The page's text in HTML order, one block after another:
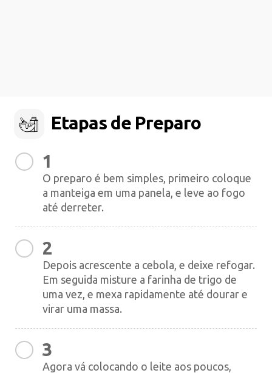
Etapas de Preparo
1
O preparo é bem simples, primeiro coloque
a manteiga em uma panela, e leve ao fogo
até derreter.
2
Depois acrescente a cebola, e deixe refogar.
Em seguida misture a farinha de trigo de
uma vez, e mexa rapidamente até dourar e
virar uma massa.
3
Agora vá colocando o leite aos poucos,